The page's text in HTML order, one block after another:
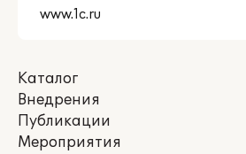
Каталог
Внедрения
Публикации
Мероприятия